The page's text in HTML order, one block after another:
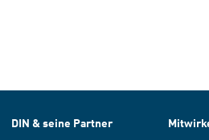
DIN & seine Partner